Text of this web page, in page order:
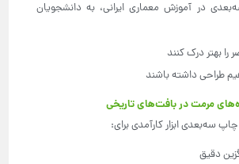
در آموزش معماری ایرانی، به دانشجویان
بهتر درک کنند
طراحی داشته باشند
سه‌بعدی ابزار کارآمدی برای:
دقیق